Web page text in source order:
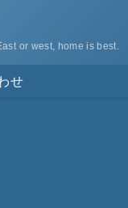
or west, home is best.
せ